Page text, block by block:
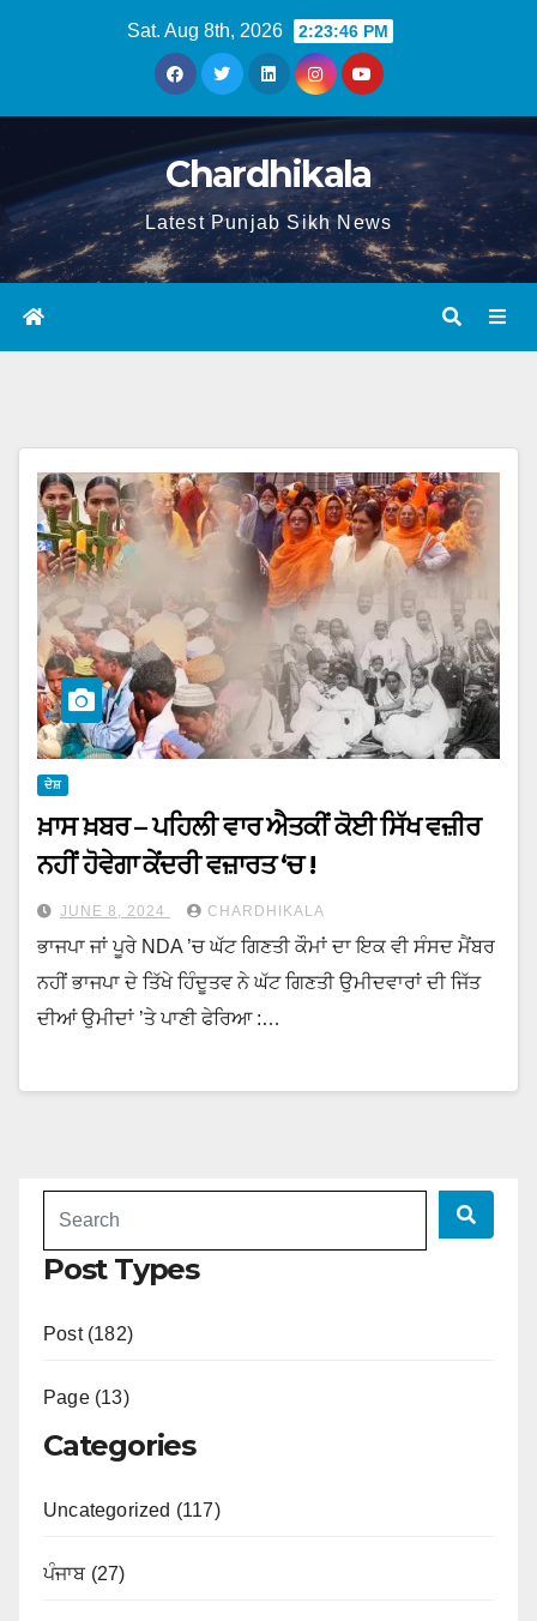
Sat. Aug 8th, 2026 2:23:47 PM
Chardhikala
Latest Punjab Sikh News
ਦੇਸ਼
ਖ਼ਾਸ ਖ਼ਬਰ – ਪਹਿਲੀ ਵਾਰ ਐਤਕੀਂ ਕੋਈ ਸਿੱਖ ਵਜ਼ੀਰ
ਨਹੀਂ ਹੋਵੇਗਾ ਕੇਂਦਰੀ ਵਜ਼ਾਰਤ ‘ਚ !
JUNE 8, 2024 CHARDHIKALA
ਭਾਜਪਾ ਜਾਂ ਪੂਰੇ NDA ’ਚ ਘੱਟ ਗਿਣਤੀ ਕੌਮਾਂ ਦਾ ਇਕ ਵੀ ਸੰਸਦ ਮੈਂਬਰ
ਨਹੀਂ ਭਾਜਪਾ ਦੇ ਤਿੱਖੇ ਹਿੰਦੂਤਵ ਨੇ ਘੱਟ ਗਿਣਤੀ ਉਮੀਦਵਾਰਾਂ ਦੀ ਜਿੱਤ
ਦੀਆਂ ਉਮੀਦਾਂ ’ਤੇ ਪਾਣੀ ਫੇਰਿਆ :…
Post Types
Post (182)
Page (13)
Categories
Uncategorized (117)
ਪੰਜਾਬ (27)